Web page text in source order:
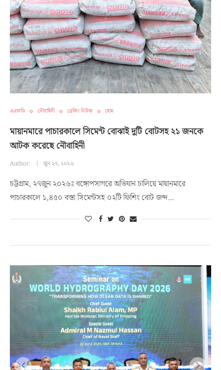
এএফডি নৌবাহিনী ব্রেকিং নিউজ হোম
মায়ানমারে পাচারকালে সিমেন্ট বোঝাই দুটি বোটসহ ২১ জনকে
আটক করেছে নৌবাহিনী
Author: জুন ২৭, ২০২৬
চট্টগ্রাম, ২৭জুন ২০২৬ঃ বঙ্গোপসাগরে অভিযান চালিয়ে মায়ানমারে
পাচারকালে ১,৪৫০ বস্তা সিমেন্টসহ ০২টি ফিশিং বোট জব্দ…